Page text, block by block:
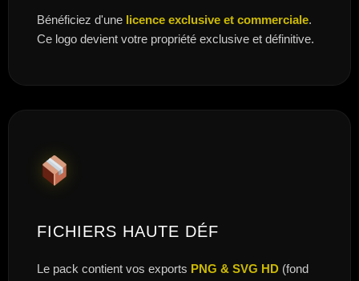
Bénéficiez d'une licence exclusive et commerciale.
Ce logo devient votre propriété exclusive et définitive.
FICHIERS HAUTE DÉF
Le pack contient vos exports PNG & SVG HD (fond